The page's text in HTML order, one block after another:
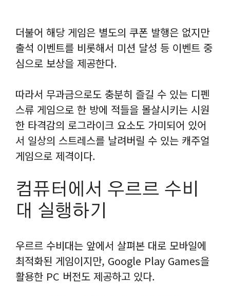
더불어 해당 게임은 별도의 쿠폰 발행은 없지만
출석 이벤트를 비롯해서 미션 달성 등 이벤트 중
심으로 보상을 제공한다.
따라서 무과금으로도 충분히 즐길 수 있는 디펜
스류 게임으로 한 방에 적들을 몰살시키는 시원
한 타격감의 로그라이크 요소도 가미되어 있어
서 일상의 스트레스를 날려버릴 수 있는 캐주얼
게임으로 제격이다.
컴퓨터에서 우르르 수비
대 실행하기
우르르 수비대는 앞에서 살펴본 대로 모바일에
최적화된 게임이지만, Google Play Games을
활용한 PC 버전도 제공하고 있다.